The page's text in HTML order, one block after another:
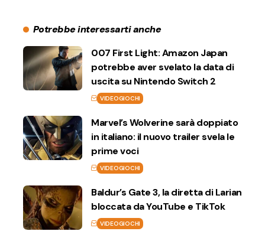
Potrebbe interessarti anche
007 First Light: Amazon Japan
potrebbe aver svelato la data di
uscita su Nintendo Switch 2
VIDEOGIOCHI
Marvel’s Wolverine sarà doppiato
in italiano: il nuovo trailer svela le
prime voci
VIDEOGIOCHI
Baldur’s Gate 3, la diretta di Larian
bloccata da YouTube e TikTok
VIDEOGIOCHI